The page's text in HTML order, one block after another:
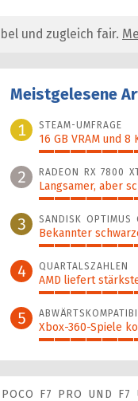
und zugleich fair.
Meistgelesene
1
STEAM-UMFRAGE
16 GB VRAM und
100%
2 RADEON RX 7800
Langsamer, aber
97%
3 SANDISK OPTIMUS
Bekannter
95%
4 QUARTALSZAHLEN
AMD liefert
70%
5 Xbox-360-Spiele
55%
POCO F7 PRO UND F7